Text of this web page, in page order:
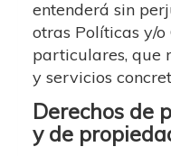
entenderá sin
otras Políticas y/o
particulares, que
y servicios
Derechos de
y de